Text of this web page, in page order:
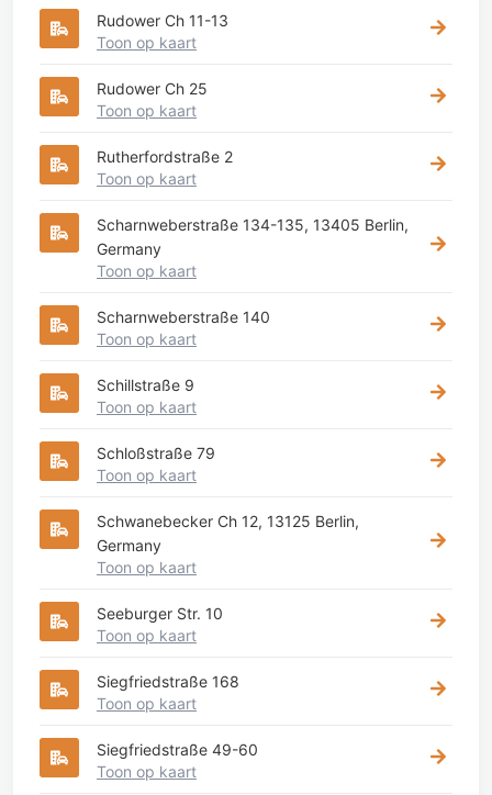
Rudower Ch 11-13
Toon op kaart
Rudower Ch 25
Toon op kaart
Rutherfordstraße 2
Toon op kaart
Scharnweberstraße 134-135, 13405 Berlin,
Germany
Toon op kaart
Scharnweberstraße 140
Toon op kaart
Schillstraße 9
Toon op kaart
Schloßstraße 79
Toon op kaart
Schwanebecker Ch 12, 13125 Berlin,
Germany
Toon op kaart
Seeburger Str. 10
Toon op kaart
Siegfriedstraße 168
Toon op kaart
Siegfriedstraße 49-60
Toon op kaart